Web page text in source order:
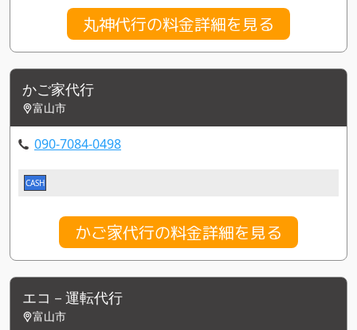
丸神代行の料金詳細を見る
かご家代行
富山市
090-7084-0498
CASH
かご家代行の料金詳細を見る
エコ－運転代行
富山市